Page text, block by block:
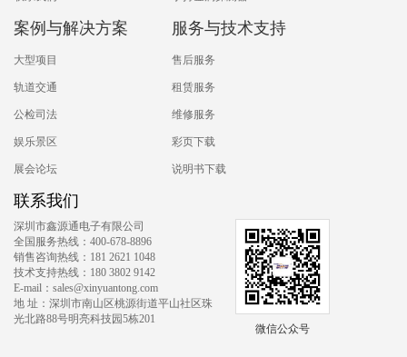
案例与解决方案
大型项目
轨道交通
公检司法
娱乐景区
展会论坛
服务与技术支持
售后服务
租赁服务
维修服务
彩页下载
说明书下载
联系我们
深圳市鑫源通电子有限公司
全国服务热线：400-678-8896
销售咨询热线：181 2621 1048
技术支持热线：180 3802 9142
E-mail：sales@xinyuantong.com
地 址：深圳市南山区桃源街道平山社区珠
光北路88号明亮科技园5栋201
微信公众号